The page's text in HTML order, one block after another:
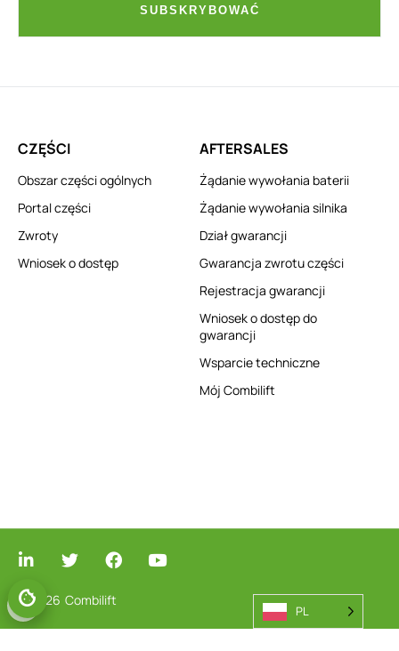
SUBSKRYBOWAĆ
CZĘŚCI
Obszar części ogólnych
Portal części
Zwroty
Wniosek o dostęp
AFTERSALES
Żądanie wywołania baterii
Żądanie wywołania silnika
Dział gwarancji
Gwarancja zwrotu części
Rejestracja gwarancji
Wniosek o dostęp do
gwarancji
Wsparcie techniczne
Mój Combilift
© 2026 Combilift
PL